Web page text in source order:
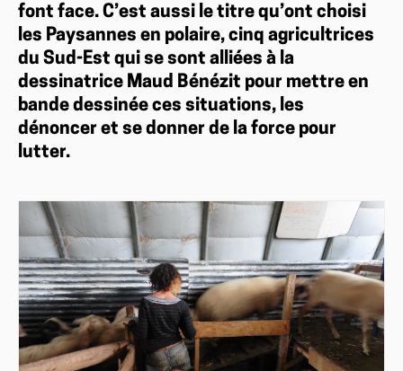
font face. C’est aussi le titre qu’ont choisi
les Paysannes en polaire, cinq agricultrices
du Sud-Est qui se sont alliées à la
dessinatrice Maud Bénézit pour mettre en
bande dessinée ces situations, les
dénoncer et se donner de la force pour
lutter.